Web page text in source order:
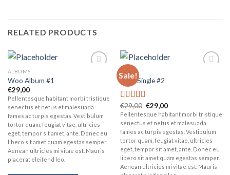
RELATED PRODUCTS
ALBUMS
Woo Album #1
€29,00
Pellentesque habitant morbi tristique
senectus et netus et malesuada
fames ac turpis egestas. Vestibulum
tortor quam, feugiat vitae, ultricies
eget, tempor sit amet, ante. Donec eu
libero sit amet quam egestas semper.
Aenean ultricies mi vitae est. Mauris
placerat eleifend leo.
Sale!
MUSIC
Woo Single #2
Rated4.75
out of 5
€29,00 €29,00
Pellentesque habitant morbi tristique
senectus et netus et malesuada
fames ac turpis egestas. Vestibulum
tortor quam, feugiat vitae, ultricies
eget, tempor sit amet, ante. Donec eu
libero sit amet quam egestas semper.
Aenean ultricies mi vitae est. Mauris